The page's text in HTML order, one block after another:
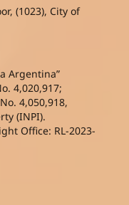
(1023), City of
Argentina”
4,020,917;
4,050,918,
(INPI).
Office: RL-2023-